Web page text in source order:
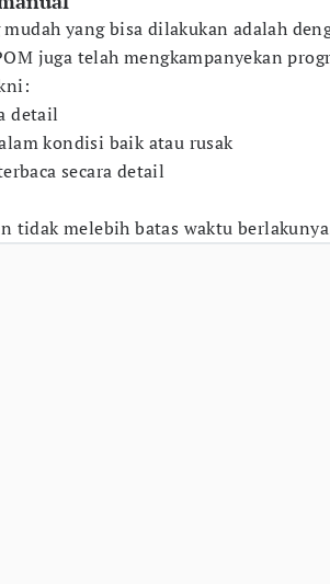
yang bisa dilakukan adalah
juga telah mengkampanyekan
detail
kondisi baik atau rusak
secara detail
tidak melebih batas waktu